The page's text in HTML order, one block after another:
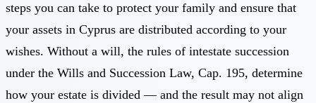
steps you can take to protect your family and ensure that
your assets in Cyprus are distributed according to your
wishes. Without a will, the rules of intestate succession
under the Wills and Succession Law, Cap. 195, determine
how your estate is divided — and the result may not align